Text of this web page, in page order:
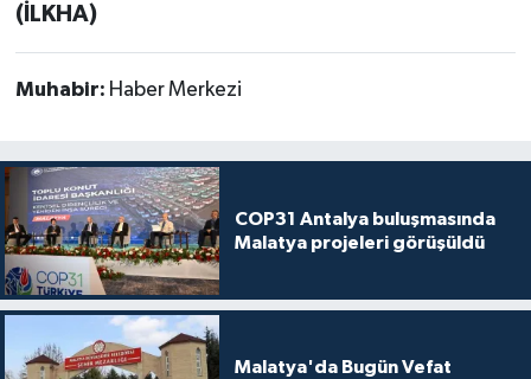
(İLKHA)
Muhabir: Haber Merkezi
COP31 Antalya buluşmasında
Malatya projeleri görüşüldü
Malatya'da Bugün Vefat